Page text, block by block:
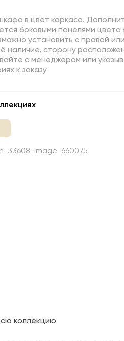
в цвет каркаса.
боковыми панелями цвета
установить с правой
наличие, сторону
с менеджером или
к заказу
коллекцию